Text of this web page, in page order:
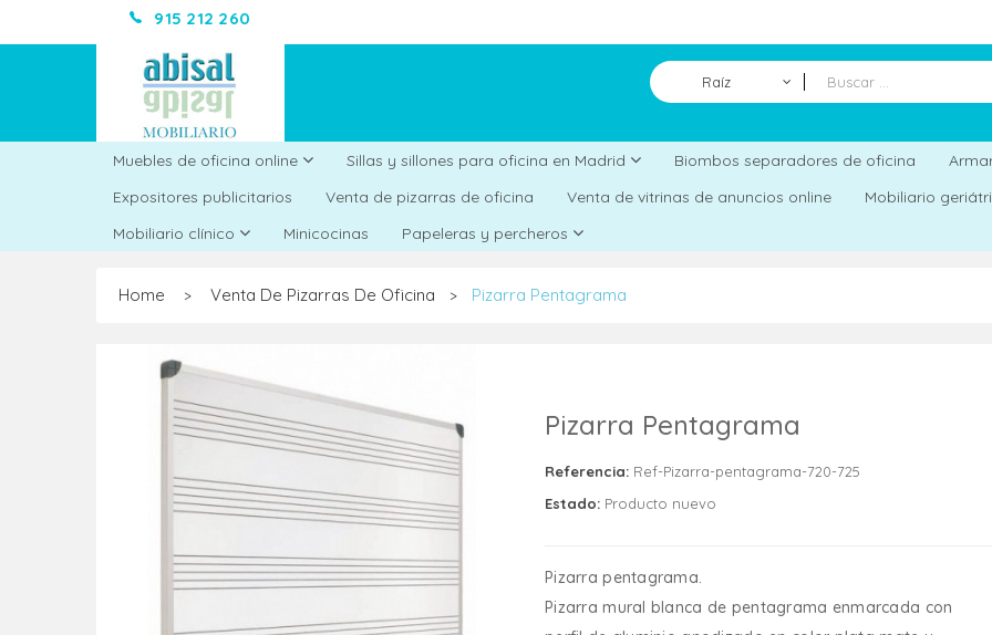
915 212 260
Raíz
Muebles de oficina online Sillas y sillones para oficina en Madrid Biombos separadores de oficina
Expositores publicitarios
Venta de pizarras de oficina Venta de vitrinas de anuncios online Mobiliario
Mobiliario clínico
Minicocinas Papeleras y percheros
Home > Venta De Pizarras De Oficina > Pizarra Pentagrama
Pizarra Pentagrama
Referencia: Ref-Pizarra-pentagrama-720-725
Estado: Producto nuevo
Pizarra pentagrama.
Pizarra mural blanca de pentagrama enmarcada con